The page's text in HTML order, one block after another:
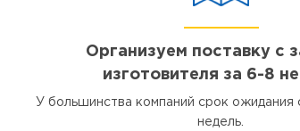
Организуем поставку с
изготовителя за 6-8
У большинства компаний срок ожидания
недель.